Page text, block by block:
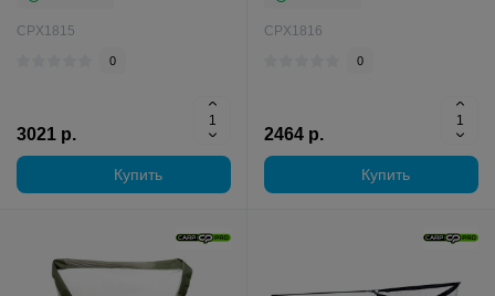
CPX1815
0
3021 р.
Купить
CPX1816
0
2464 р.
Купить